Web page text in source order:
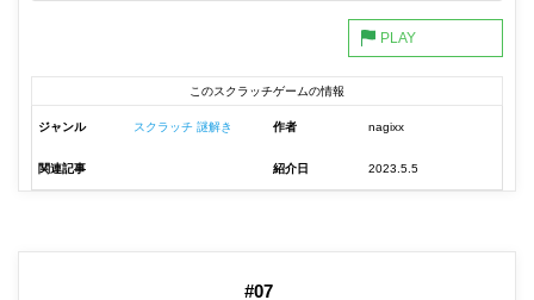
このスクラッチゲームの情報
ジャンル スクラッチ 謎解き 作者 nagixx
関連記事 紹介日 2023.5.5
#07